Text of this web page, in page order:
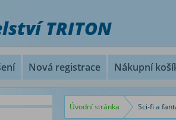
TRITON
Nová registrace Nákupní
Úvodní stránka Sci-fi a